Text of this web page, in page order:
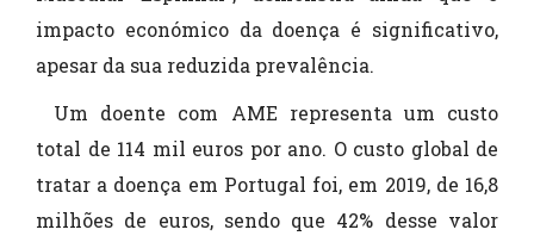
impacto económico da doença é significativo,
apesar da sua reduzida prevalência.
Um doente com AME representa um custo
total de 114 mil euros por ano. O custo global de
tratar a doença em Portugal foi, em 2019, de 16,8
milhões de euros, sendo que 42% desse valor